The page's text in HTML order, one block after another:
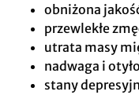
obniżona
przewlekłe
utrata masy
nadwaga i
stany